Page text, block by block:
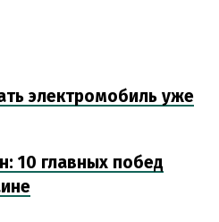
электромобиль уже
10 главных побед